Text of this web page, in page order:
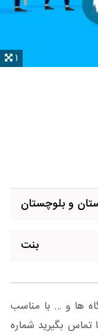
1
و بلوچستان
بنت
ها و … با مناسب
بگیرید شماره